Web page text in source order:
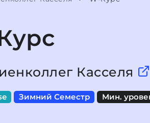
Касселя
Зимний Семестр Мин.